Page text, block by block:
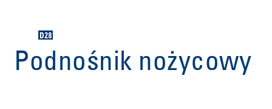
Podnośnik nożycowy